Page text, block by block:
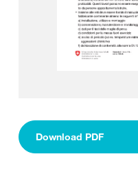
Download PDF